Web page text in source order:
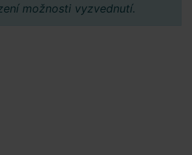
možnosti vyzvednutí.